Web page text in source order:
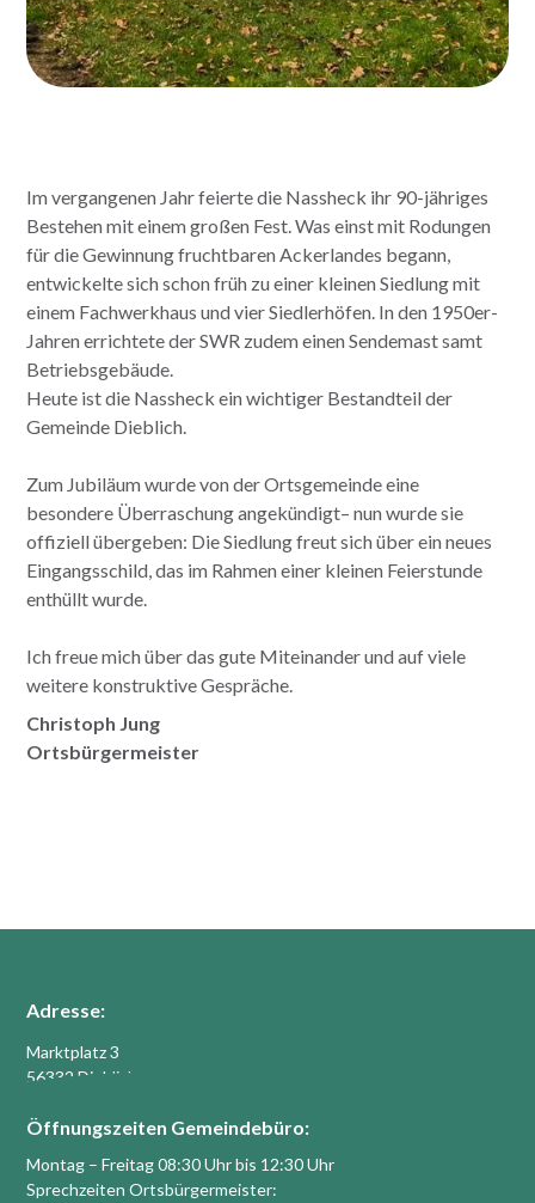
Im vergangenen Jahr feierte die Nassheck ihr 90-jähriges
Bestehen mit einem großen Fest. Was einst mit Rodungen
für die Gewinnung fruchtbaren Ackerlandes begann,
entwickelte sich schon früh zu einer kleinen Siedlung mit
einem Fachwerkhaus und vier Siedlerhöfen. In den 1950er-
Jahren errichtete der SWR zudem einen Sendemast samt
Betriebsgebäude.
Heute ist die Nassheck ein wichtiger Bestandteil der
Gemeinde Dieblich.
Zum Jubiläum wurde von der Ortsgemeinde eine
besondere Überraschung angekündigt– nun wurde sie
offiziell übergeben: Die Siedlung freut sich über ein neues
Eingangsschild, das im Rahmen einer kleinen Feierstunde
enthüllt wurde.
Ich freue mich über das gute Miteinander und auf viele
weitere konstruktive Gespräche.
Christoph Jung
Ortsbürgermeister
Adresse:
Marktplatz 3
56332 Dieblich
Öffnungszeiten Gemeindebüro:
Montag – Freitag 08:30 Uhr bis 12:30 Uhr
Sprechzeiten Ortsbürgermeister: